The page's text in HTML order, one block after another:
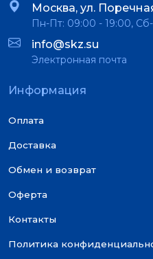
Москва, ул.
Пн-Пт: 09:00 - 19:00,
info@skz.su
Электронная почта
Информация
Оплата
Доставка
Обмен и возврат
Оферта
Контакты
Политика